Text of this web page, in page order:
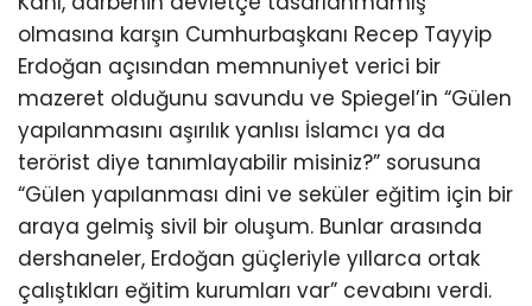
olmasına karşın Cumhurbaşkanı Recep Tayyip
Erdoğan açısından memnuniyet verici bir
mazeret olduğunu savundu ve Spiegel’in “Gülen
yapılanmasını aşırılık yanlısı İslamcı ya da
terörist diye tanımlayabilir misiniz?” sorusuna
“Gülen yapılanması dini ve seküler eğitim için bir
araya gelmiş sivil bir oluşum. Bunlar arasında
dershaneler, Erdoğan güçleriyle yıllarca ortak
çalıştıkları eğitim kurumları var” cevabını verdi.